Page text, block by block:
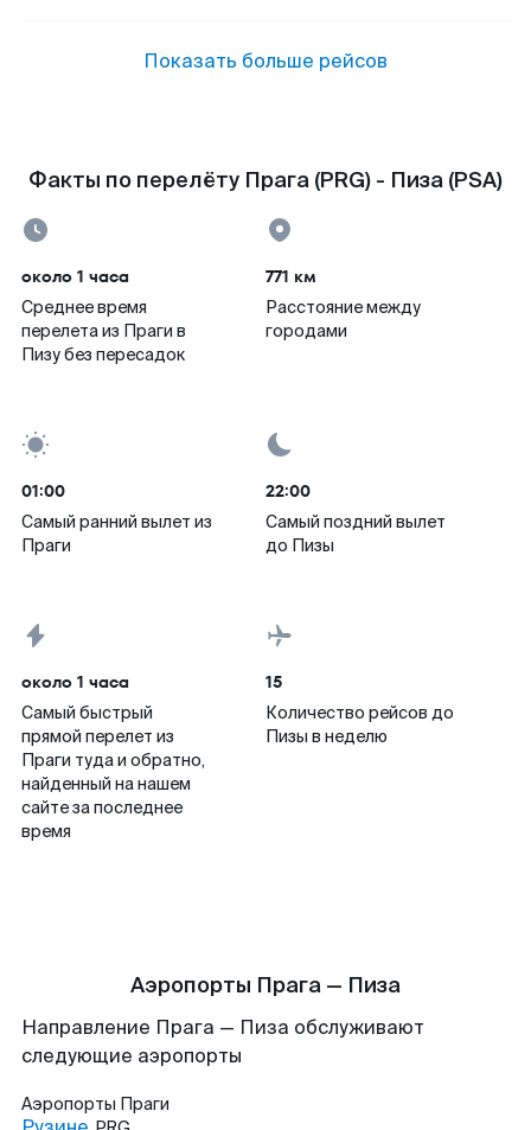
Показать больше рейсов
Факты по перелёту Прага (PRG) - Пиза (PSA)
около 1 часа
Среднее время
перелета из Праги в
Пизу без пересадок
771 км
Расстояние между
городами
01:00
Самый ранний вылет из
Праги
22:00
Самый поздний вылет
до Пизы
около 1 часа
Самый быстрый
прямой перелет из
Праги туда и обратно,
найденный на нашем
сайте за последнее
время
15
Количество рейсов до
Пизы в неделю
Аэропорты Прага — Пиза
Направление Прага — Пиза обслуживают
следующие аэропорты
Аэропорты Праги